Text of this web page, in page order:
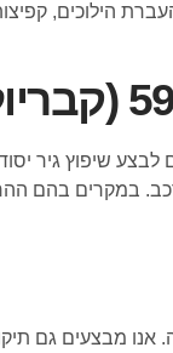
הילוכים,
שיפוץ גיר
במקרים בהם
מבצעים גם